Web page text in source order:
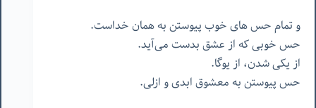
و تمام حس های خوب پیوستن به همان خداست.
حس خوبی که از عشق بدست می‌آید.
از یکی شدن، از یوگا.
حس پیوستن به معشوق ابدی و ازلی.